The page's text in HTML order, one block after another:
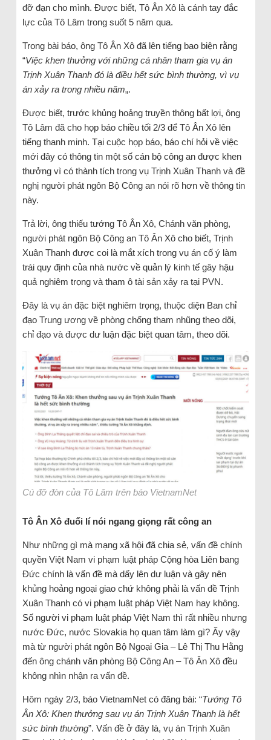
đỡ đạn cho mình. Được biết, Tô Ân Xô là cánh tay đắc
lực của Tô Lâm trong suốt 5 năm qua.
Trong bài báo, ông Tô Ân Xô đã lên tiếng bao biện rằng
“Việc khen thưởng với những cá nhân tham gia vụ án
Trịnh Xuân Thanh đó là điều hết sức bình thường, vì vụ
án xảy ra trong nhiều năm„.
Được biết, trước khủng hoảng truyền thông bất lợi, ông
Tô Lâm đã cho họp báo chiều tối 2/3 để Tô Ân Xô lên
tiếng thanh minh. Tại cuộc họp báo, báo chí hỏi về việc
mới đây có thông tin một số cán bộ công an được khen
thưởng vì có thành tích trong vụ Trịnh Xuân Thanh và đề
nghị người phát ngôn Bộ Công an nói rõ hơn về thông tin
này.
Trả lời, ông thiếu tướng Tô Ân Xô, Chánh văn phòng,
người phát ngôn Bộ Công an Tô Ân Xô cho biết, Trịnh
Xuân Thanh được coi là mắt xích trong vụ án cố ý làm
trái quy định của nhà nước về quản lý kinh tế gây hậu
quả nghiêm trọng và tham ô tài sản xảy ra tại PVN.
Đây là vụ án đặc biệt nghiêm trọng, thuộc diện Ban chỉ
đạo Trung ương về phòng chống tham nhũng theo dõi,
chỉ đạo và được dư luận đặc biệt quan tâm, theo dõi.
Cú đỡ đòn của Tô Lâm trên báo VietnamNet
Tô Ân Xô đuối lí nói ngang giọng rất công an
Như những gì mà mạng xã hội đã chia sẻ, vấn đề chính
quyền Việt Nam vi phạm luật pháp Cộng hòa Liên bang
Đức chính là vấn đề mà dấy lên dư luận và gây nên
khủng hoảng ngoại giao chứ không phải là vấn đề Trịnh
Xuân Thanh có vi phạm luật pháp Việt Nam hay không.
Số người vi phạm luật pháp Việt Nam thì rất nhiều nhưng
nước Đức, nước Slovakia họ quan tâm làm gì? Ấy vậy
mà từ người phát ngôn Bộ Ngoại Gia – Lê Thị Thu Hằng
đến ông chánh văn phòng Bộ Công An – Tô Ân Xô đều
không nhìn nhận ra vấn đề.
Hôm ngày 2/3, báo VietnamNet có đăng bài: “Tướng Tô
Ân Xô: Khen thưởng sau vụ án Trịnh Xuân Thanh là hết
sức bình thường”. Vấn đề ở đây là, vụ án Trịnh Xuân